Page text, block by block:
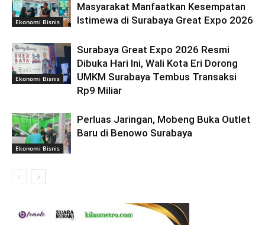
Ekonomi Bisnis
Masyarakat Manfaatkan Kesempatan
Istimewa di Surabaya Great Expo 2026
Ekonomi Bisnis
Surabaya Great Expo 2026 Resmi
Dibuka Hari Ini, Wali Kota Eri Dorong
UMKM Surabaya Tembus Transaksi
Rp9 Miliar
Ekonomi Bisnis
Perluas Jaringan, Mobeng Buka Outlet
Baru di Benowo Surabaya